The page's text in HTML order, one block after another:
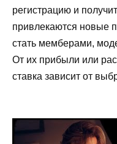
регистрацию и
привлекаются новые
стать мемберами,
От их прибыли или
ставка зависит от